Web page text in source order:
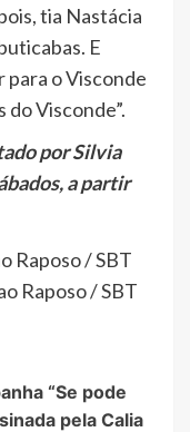
tia Nastácia
E
para o Visconde
do Visconde”.
por Silvia
a partir
Raposo / SBT
“Se pode
pela Calia